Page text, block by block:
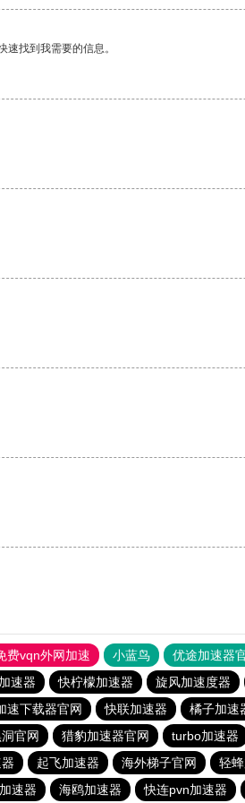
找到我需要的信息。
费vqn外网加速 小蓝鸟 优途加速器
速器 快柠檬加速器 旋风加速度器
速下载器官网 快联加速器 橘子加速
官网 猎豹加速器官网 turbo加速器
起飞加速器 海外梯子官网 轻
速器 海鸥加速器 快连pvn加速器